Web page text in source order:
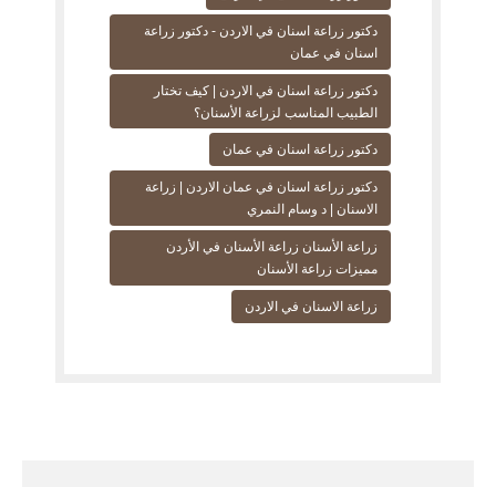
دكتور زراعة اسنان في الاردن - دكتور زراعة
اسنان في عمان
دكتور زراعة اسنان في الاردن | كيف تختار
الطبيب المناسب لزراعة الأسنان؟
دكتور زراعة اسنان في عمان
دكتور زراعة اسنان في عمان الاردن | زراعة
الاسنان | د وسام النمري
زراعة الأسنان زراعة الأسنان في الأردن
مميزات زراعة الأسنان
زراعة الاسنان في الاردن